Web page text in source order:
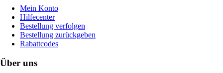
Mein Konto
Hilfecenter
Bestellung verfolgen
Bestellung zurückgeben
Rabattcodes
Über uns